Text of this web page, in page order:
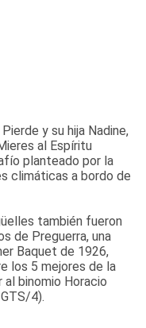
y su hija Nadine,
al Espíritu
planteado por la
climáticas a bordo de
también fueron
de Preguerra, una
Baquet de 1926,
los 5 mejores de la
binomio Horacio
4).